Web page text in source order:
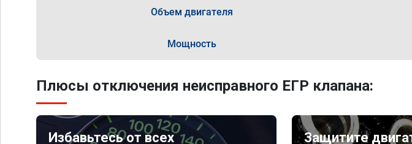
Объем двигателя
Мощность
Плюсы отключения неисправного ЕГР клапана:
Избавьтесь от всех
Защитите